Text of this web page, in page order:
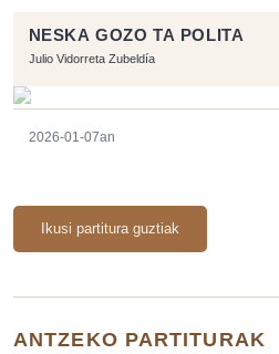
NESKA GOZO TA POLITA
Julio Vidorreta Zubeldía
2026-01-07an
Ikusi partitura guztiak
ANTZEKO PARTITURAK